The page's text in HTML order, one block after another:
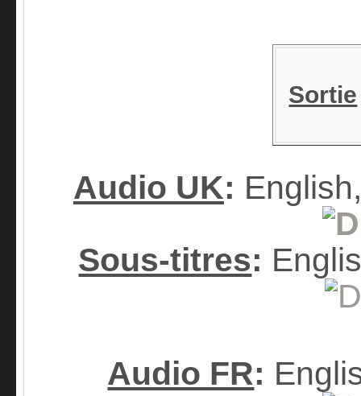
Sortie
Audio UK:
Sous-titres:
Audio FR: